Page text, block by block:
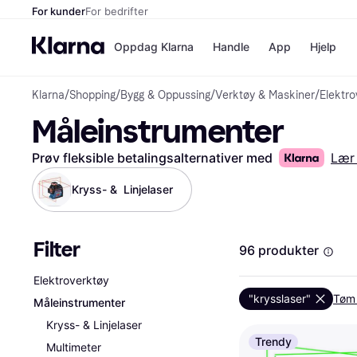
For kunderFor bedrifter
Oppdag Klarna
Betal i 3
Betal innen
Handle
Butikker
App Hjelp
Klarna/Shopping/Bygg & Oppussing/Verktøy & Maskiner/
Måleinstrumenter
Prøv fleksible betalingsalternativer med Lær
Kryss- &  Linjelaser
Filter
Elektroverktøy
Måleinstrumenter
Kryss- & Linjelaser
Multimeter
96 produkter
"krysslaser"
Trendy